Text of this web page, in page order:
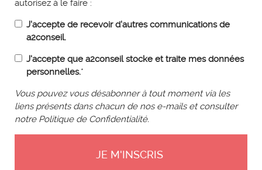
autorisez à le faire :
J'accepte de recevoir d'autres communications de
a2conseil.
J'accepte que a2conseil stocke et traite mes données
personnelles.*
Vous pouvez vous désabonner à tout moment via les
liens présents dans chacun de nos e-mails et consulter
notre Politique de Confidentialité.